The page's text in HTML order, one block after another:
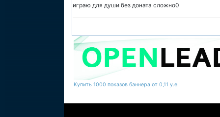
играю для души без доната сложно0
Купить 1000 показов баннера от 0,11 у.е.